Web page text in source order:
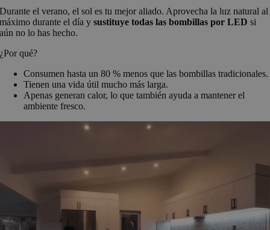
Durante el verano, el sol es tu mejor aliado. Aprovecha la luz natural al
máximo durante el día ysustituye todas las bombillas por LED si
aún no lo has hecho.
¿Por qué?
Consumen hasta un 80 % menos que las bombillas tradicionales.
Tienen una vida útil mucho más larga.
Apenas generan calor, lo que también ayuda a mantener el
ambiente fresco.